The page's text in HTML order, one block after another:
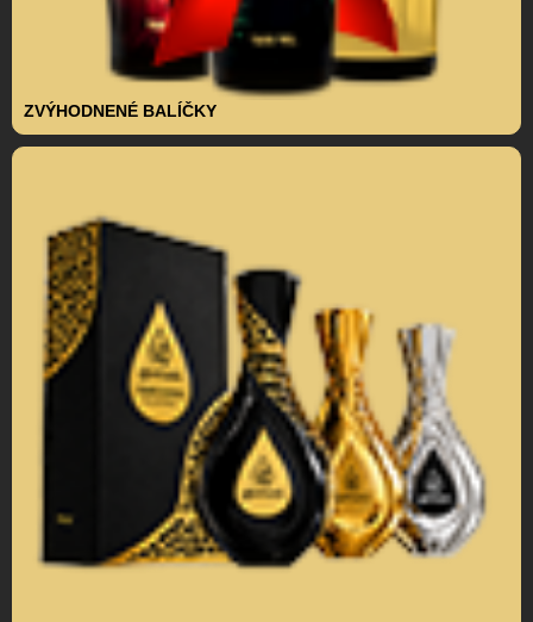
ZVÝHODNENÉ BALÍČKY